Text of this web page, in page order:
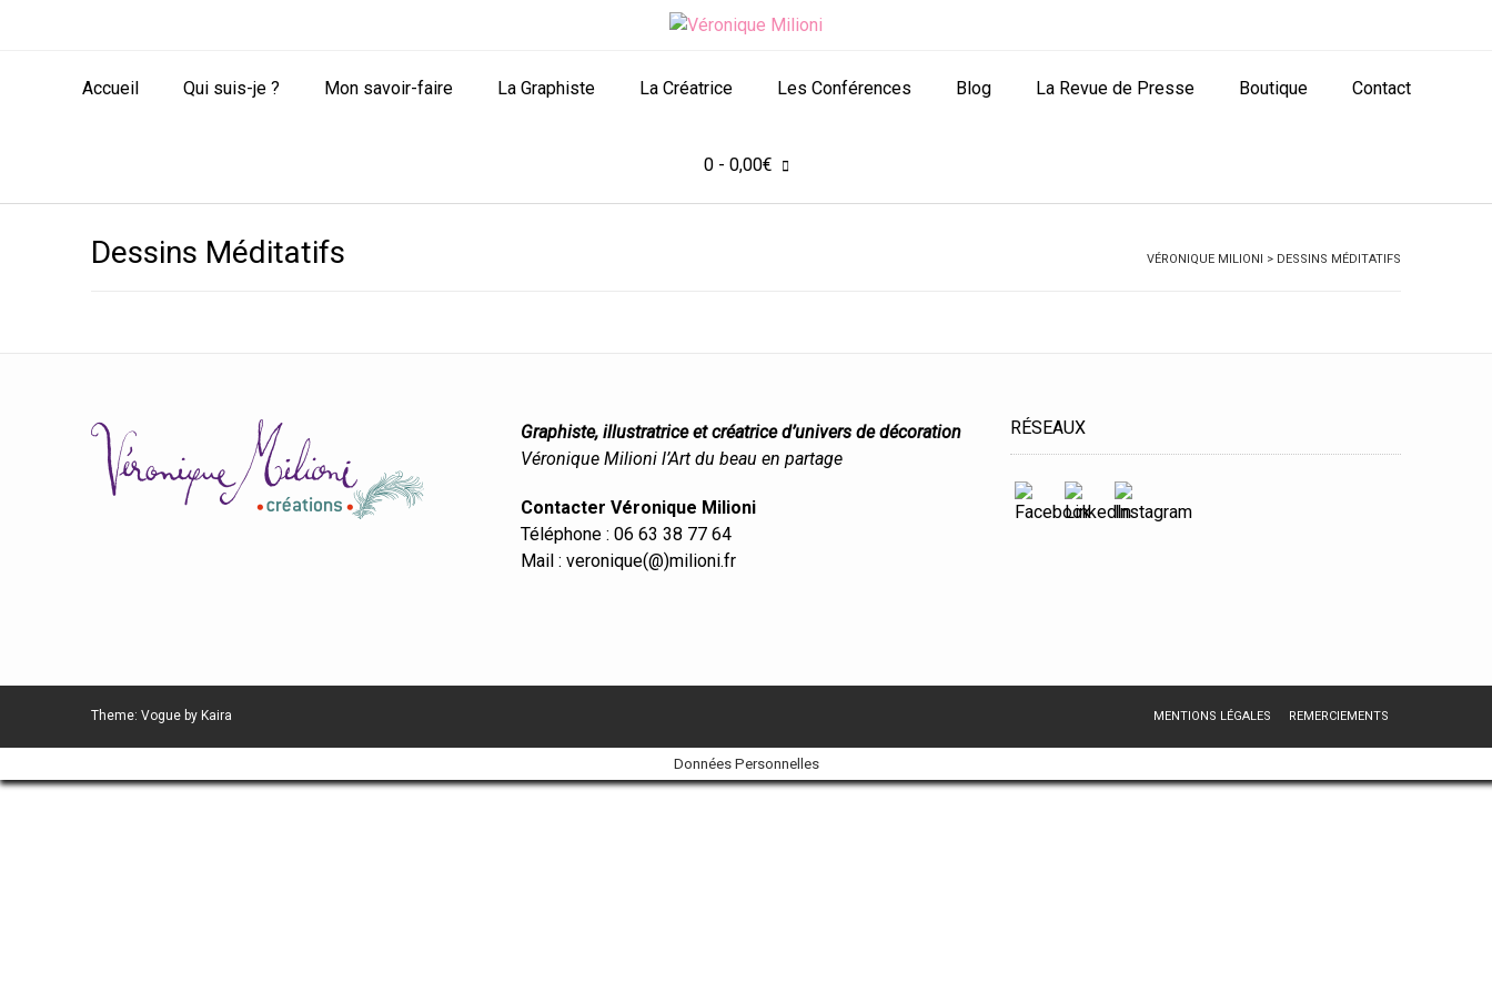
Accueil Qui suis-je ? Mon savoir-faire La Graphiste La Créatrice Les Conférences Blog La Revue de Presse Boutique Contact
0- 0,00€
Dessins Méditatifs VÉRONIQUE MILIONI > DESSINS MÉDITATIFS
Graphiste, illustratrice et créatrice d’univers de décoration
Véronique Milioni l’Art du beau en partage
Contacter Véronique Milioni
Téléphone : 06 63 38 77 64
Mail : veronique(@)milioni.fr
RÉSEAUX
Theme: Vogue by Kaira MENTIONS LÉGALES REMERCIEMENTS
Données Personnelles